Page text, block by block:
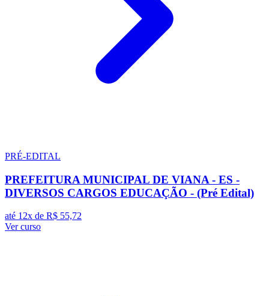
PRÉ-EDITAL
PREFEITURA MUNICIPAL DE VIANA - ES -
DIVERSOS CARGOS EDUCAÇÃO - (Pré Edital)
até 12x de R$ 55,72
Ver curso